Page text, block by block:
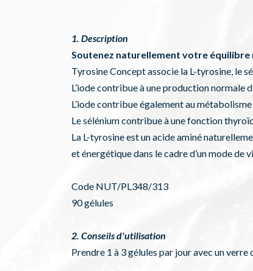
1. Description
Soutenez naturellement votre
Tyrosine Concept associe la L-tyrosine, le
L’iode contribue à une production normale
L’iode contribue également au
Le sélénium contribue à une fonction
La L-tyrosine est un acide aminé
et énergétique dans le cadre d’un mode de
Code NUT/PL348/313
90 gélules
2. Conseils d'utilisation
Prendre 1 à 3 gélules par jour avec un verre